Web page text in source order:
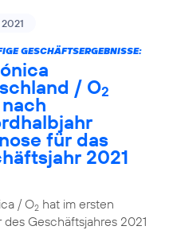
GESCHÄFTSERGEBNISSE:
/ O2
für das
2021
/ O2hat im ersten
des Geschäftsjahres 2021